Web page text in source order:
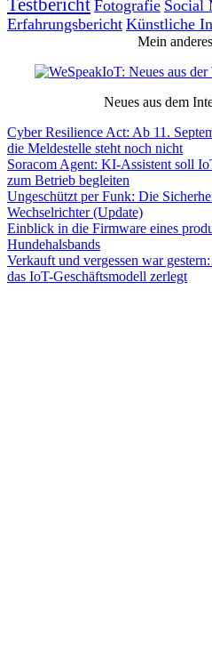
Testbericht Fotografie Social
Erfahrungsbericht Künstliche
Mein
Neues aus dem
Cyber Resilience Act: Ab 11.
die Meldestelle steht noch nicht
Soracom Agent: KI-Assistent soll
zum Betrieb begleiten
Ungeschützt per Funk: Die
Wechselrichter (Update)
Einblick in die Firmware eines
Hundehalsbands
Verkauft und vergessen war
das IoT-Geschäftsmodell zerlegt